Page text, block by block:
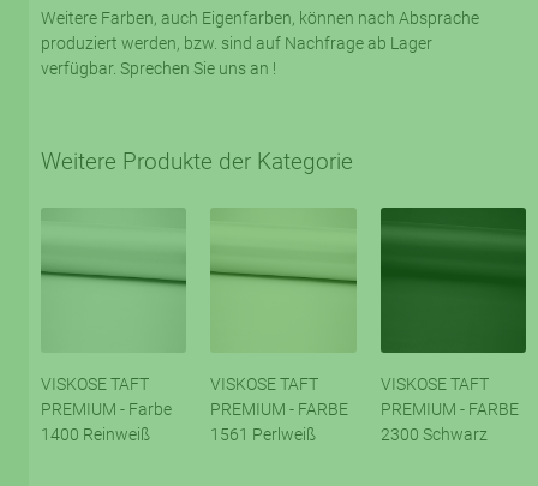
Weitere Farben, auch Eigenfarben, können nach Absprache
produziert werden, bzw. sind auf Nachfrage ab Lager
verfügbar. Sprechen Sie uns an !
Weitere Produkte der Kategorie
VISKOSE TAFT
PREMIUM - Farbe
1400 Reinweiß
VISKOSE TAFT
PREMIUM - FARBE
1561 Perlweiß
VISKOSE TAFT
PREMIUM - FARBE
2300 Schwarz